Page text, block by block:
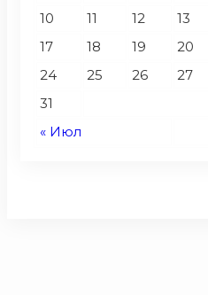
« Июл
10
11 12 13
17
18 19 20
24
25 26 27
31